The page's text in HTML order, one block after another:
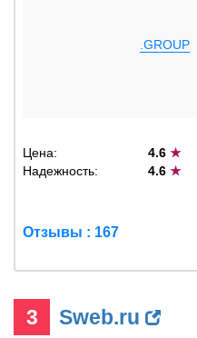
.GROUP
Цена: 4.6★
Надежность:
4.6★
Отзывы : 167
3 Sweb.ru